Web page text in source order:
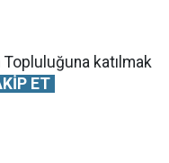
Topluluğuna katılmak
ET